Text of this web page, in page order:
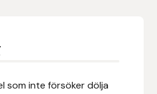
som inte försöker dölja